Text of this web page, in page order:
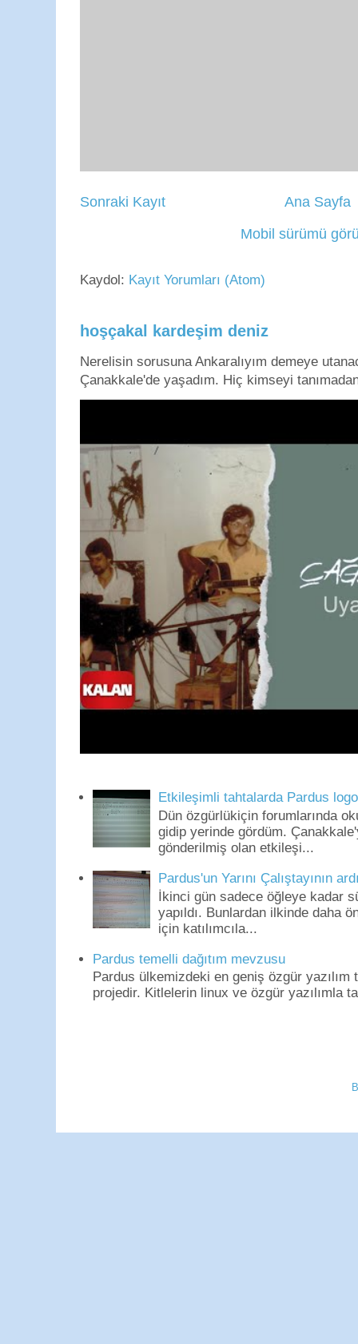
Sonraki Kayıt
Ana Sayfa
Mobil sürümü
Kaydol: Kayıt Yorumları (Atom)
hoşçakal kardeşim deniz
Nerelisin sorusuna Ankaralıyım demeye
Çanakkale'de yaşadım. Hiç kimseyi
Etkileşimli tahtalarda Pardus
Dün özgürlükiçin forumlarında
gidip yerinde gördüm.
gönderilmiş olan etkileşi...
Pardus'un Yarını Çalıştayının
İkinci gün sadece öğleye kadar
yapıldı. Bunlardan ilkinde daha
için katılımcıla...
Pardus temelli dağıtım mevzusu
Pardus ülkemizdeki en geniş özgür
projedir. Kitlelerin linux ve özgür yazılımla